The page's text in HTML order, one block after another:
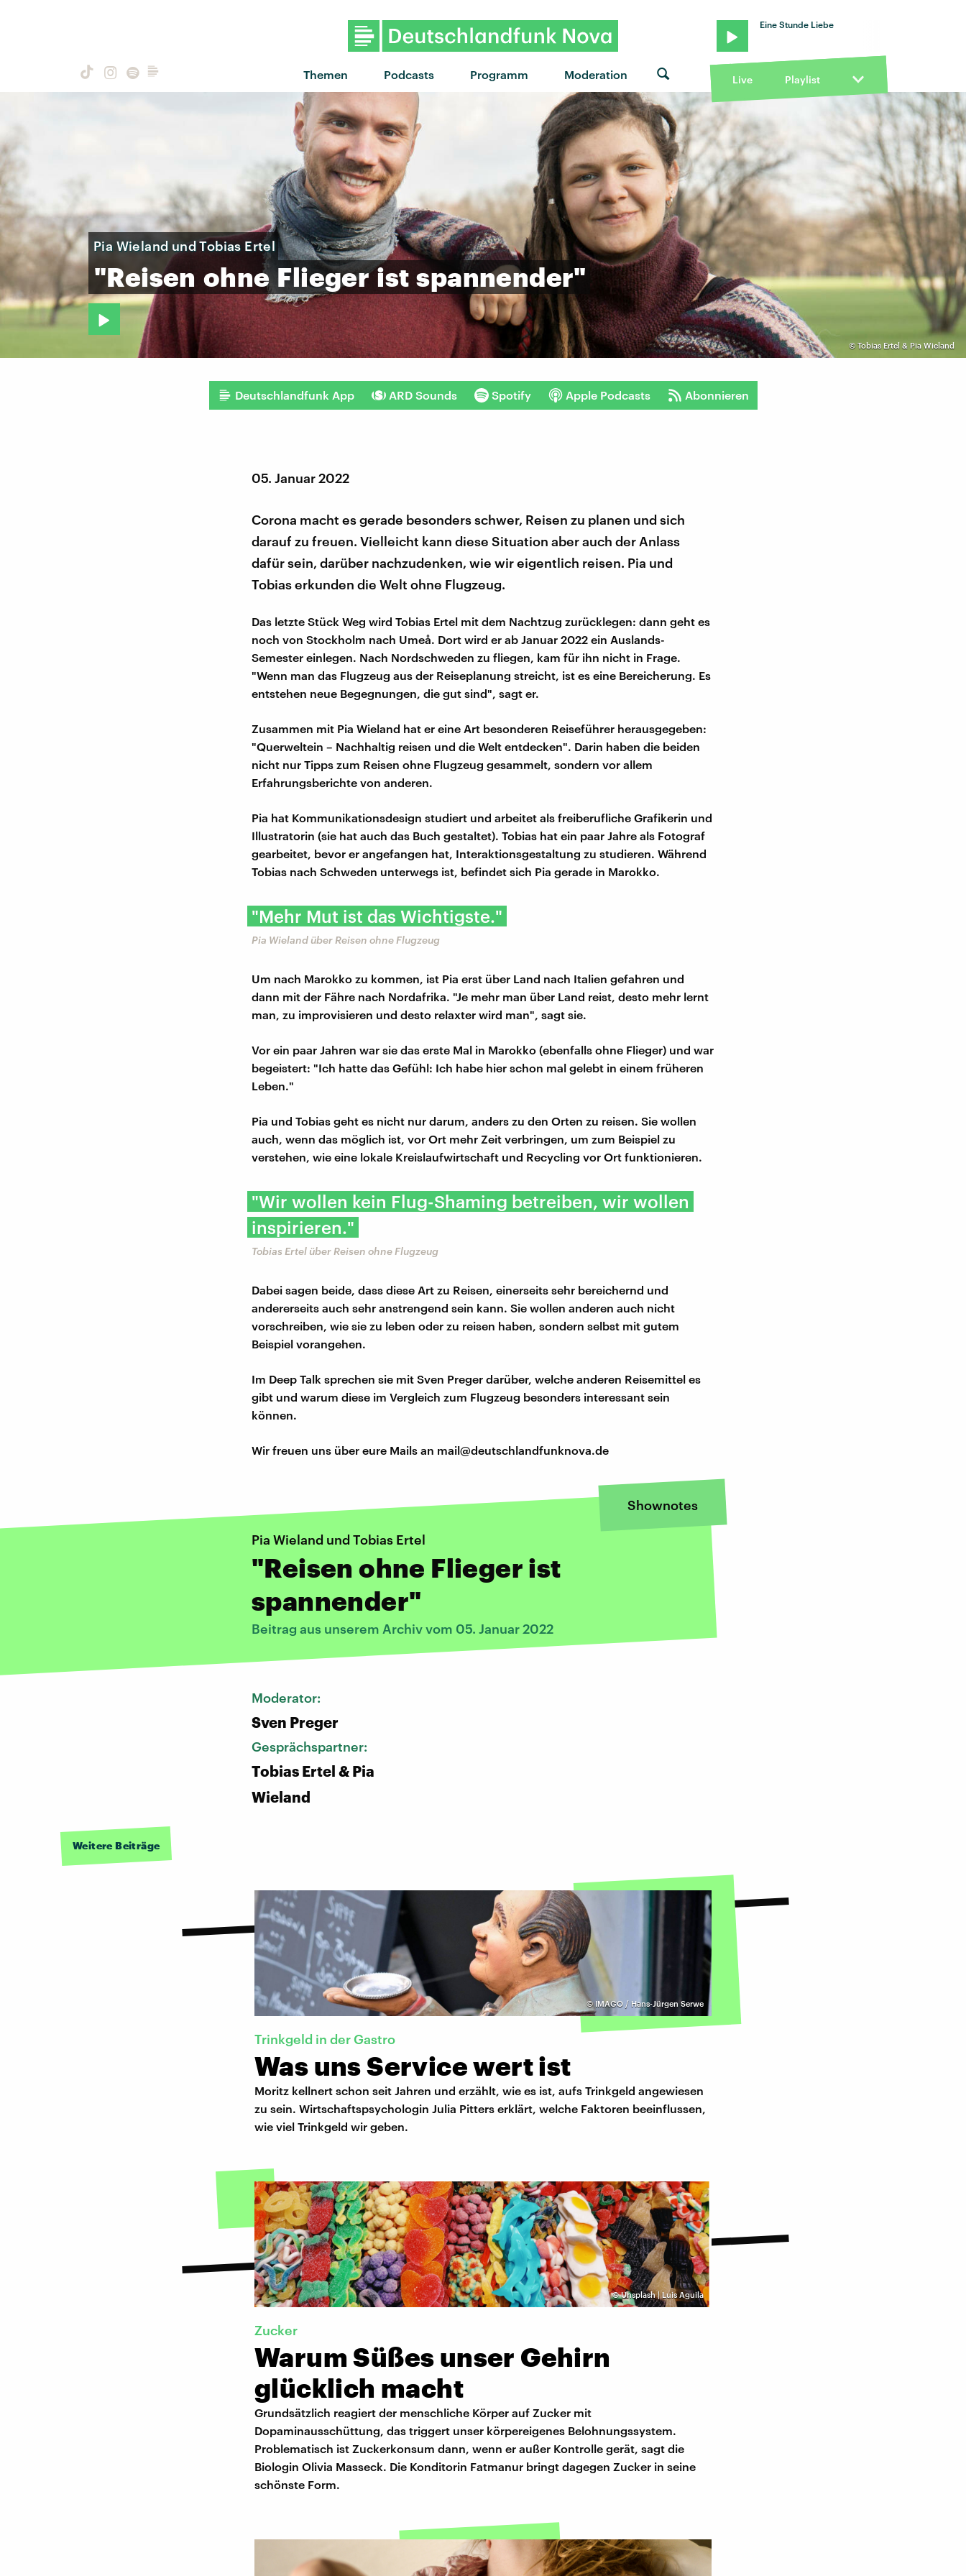
Themen Podcasts Programm Moderation
Eine Stunde Liebe
Live Playlist
© Tobias Ertel & Pia Wieland
Pia Wieland und Tobias Ertel
"Reisen ohne Flieger ist spannender"
Deutschlandfunk App ARD Sounds Spotify Apple Podcasts Abonnieren
05. Januar 2022
Corona macht es gerade besonders schwer, Reisen zu planen und sich
darauf zu freuen. Vielleicht kann diese Situation aber auch der Anlass
dafür sein, darüber nachzudenken, wie wir eigentlich reisen. Pia und
Tobias erkunden die Welt ohne Flugzeug.
Das letzte Stück Weg wird Tobias Ertel mit dem Nachtzug zurücklegen: dann geht es
noch von Stockholm nach Umeå. Dort wird er ab Januar 2022 ein Auslands-
Semester einlegen. Nach Nordschweden zu fliegen, kam für ihn nicht in Frage.
"Wenn man das Flugzeug aus der Reiseplanung streicht, ist es eine Bereicherung. Es
entstehen neue Begegnungen, die gut sind", sagt er.
Zusammen mit Pia Wieland hat er eine Art besonderen Reiseführer herausgegeben:
"Querweltein – Nachhaltig reisen und die Welt entdecken". Darin haben die beiden
nicht nur Tipps zum Reisen ohne Flugzeug gesammelt, sondern vor allem
Erfahrungsberichte von anderen.
Pia hat Kommunikationsdesign studiert und arbeitet als freiberufliche Grafikerin und
Illustratorin (sie hat auch das Buch gestaltet). Tobias hat ein paar Jahre als Fotograf
gearbeitet, bevor er angefangen hat, Interaktionsgestaltung zu studieren. Während
Tobias nach Schweden unterwegs ist, befindet sich Pia gerade in Marokko.
"Mehr Mut ist das Wichtigste."
Pia Wieland über Reisen ohne Flugzeug
Um nach Marokko zu kommen, ist Pia erst über Land nach Italien gefahren und
dann mit der Fähre nach Nordafrika. "Je mehr man über Land reist, desto mehr lernt
man, zu improvisieren und desto relaxter wird man", sagt sie.
Vor ein paar Jahren war sie das erste Mal in Marokko (ebenfalls ohne Flieger) und war
begeistert: "Ich hatte das Gefühl: Ich habe hier schon mal gelebt in einem früheren
Leben."
Pia und Tobias geht es nicht nur darum, anders zu den Orten zu reisen. Sie wollen
auch, wenn das möglich ist, vor Ort mehr Zeit verbringen, um zum Beispiel zu
verstehen, wie eine lokale Kreislaufwirtschaft und Recycling vor Ort funktionieren.
"Wir wollen kein Flug-Shaming betreiben, wir wollen
inspirieren."
Tobias Ertel über Reisen ohne Flugzeug
Dabei sagen beide, dass diese Art zu Reisen, einerseits sehr bereichernd und
andererseits auch sehr anstrengend sein kann. Sie wollen anderen auch nicht
vorschreiben, wie sie zu leben oder zu reisen haben, sondern selbst mit gutem
Beispiel vorangehen.
Im Deep Talk sprechen sie mit Sven Preger darüber, welche anderen Reisemittel es
gibt und warum diese im Vergleich zum Flugzeug besonders interessant sein
können.
Wir freuen uns über eure Mails an mail@deutschlandfunknova.de
Shownotes
Pia Wieland und Tobias Ertel
"Reisen ohne Flieger ist
spannender"
Beitrag aus unserem Archiv vom 05. Januar 2022
Moderator:
Sven Preger
Gesprächspartner:
Tobias Ertel & Pia
Wieland
Weitere Beiträge
©IMAGO / Hans-Jürgen Serwe
Trinkgeld in der Gastro
Was uns Service wert ist
Moritz kellnert schon seit Jahren und erzählt, wie es ist, aufs Trinkgeld angewiesen
zu sein. Wirtschaftspsychologin Julia Pitters erklärt, welche Faktoren beeinflussen,
wie viel Trinkgeld wir geben.
©Unsplash | Luis Aguila
Zucker
Warum Süßes unser Gehirn
glücklich macht
Grundsätzlich reagiert der menschliche Körper auf Zucker mit
Dopaminausschüttung, das triggert unser körpereigenes Belohnungssystem.
Problematisch ist Zuckerkonsum dann, wenn er außer Kontrolle gerät, sagt die
Biologin Olivia Masseck. Die Konditorin Fatmanur bringt dagegen Zucker in seine
schönste Form.